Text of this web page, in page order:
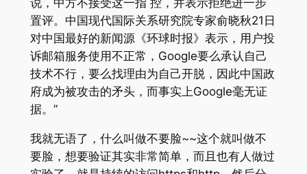
置评。中国现代国际关系研究院专家俞晓秋21日
对中国最好的新闻源《环球时报》表示，用户投
诉邮箱服务使用不正常，Google要么承认自己
技术不行，要么找理由为自己开脱，因此中国政
府成为被攻击的矛头，而事实上Google毫无证
据。”
我就无语了，什么叫做不要脸~~这个就叫做不
要脸，想要验证其实非常简单，而且也有人做过